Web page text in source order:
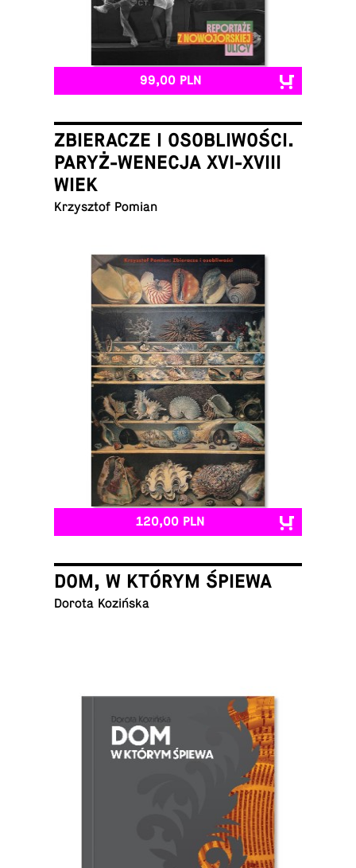
99,00 PLN
ZBIERACZE I OSOBLIWOŚCI.
PARYŻ-WENECJA XVI-XVIII
WIEK
Krzysz­tof Pomian
120,00 PLN
DOM, W KTÓRYM ŚPIEWA
Dorota Kozińska